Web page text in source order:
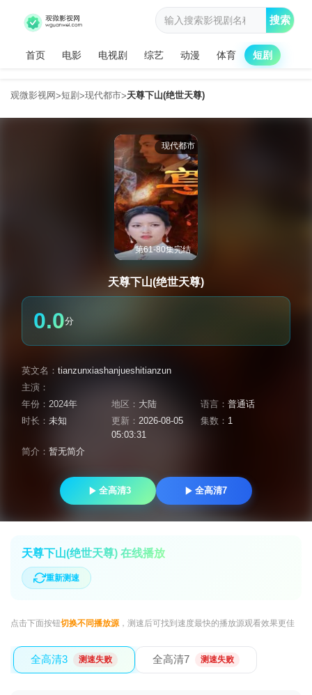
首页 电影 电视剧 综艺 动漫 体育 短剧
搜索
观微影视网>短剧 >现代都市>天尊下山(绝世天尊)
现代都市
第61-80集完结
天尊下山(绝世天尊)
0.0分
英文名： tianzunxiashanjueshitianzun
主演：
年份： 2024年 地区： 大陆 语言：普通话
时长： 未知 更新： 2026-08-05
05:03:31
集数： 1
简介： 暂无简介
全高清3 全高清7
天尊下山(绝世天尊) 在线播放
重新测速
点击下面按钮切换不同播放源，测速后可找到速度最快的播放源观看效果更佳
全高清3 测速失败 全高清7 测速失败